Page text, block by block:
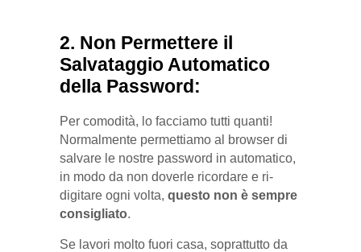
2. Non Permettere il
Salvataggio Automatico
della Password:
Per comodità, lo facciamo tutti quanti!
Normalmente permettiamo al browser di
salvare le nostre password in automatico,
in modo da non doverle ricordare e ri-
digitare ogni volta, questo non è sempre
consigliato.
Se lavori molto fuori casa, soprattutto da